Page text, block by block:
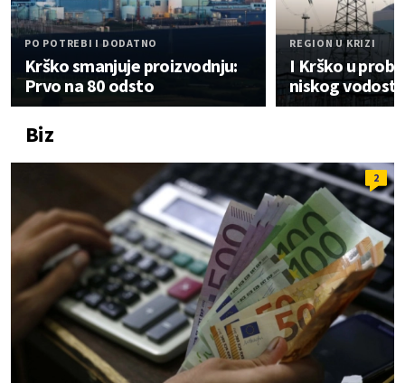
PO POTREBI I DODATNO
Krško smanjuje proizvodnju:
Prvo na 80 odsto
REGION U KRIZI
I Krško u
niskog
Biz
2